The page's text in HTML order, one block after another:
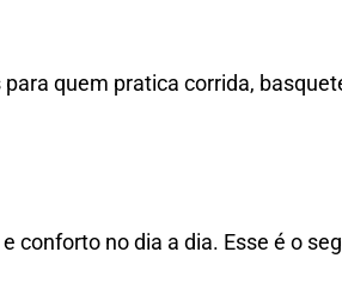
quem pratica corrida,
conforto no dia a dia. Esse é o